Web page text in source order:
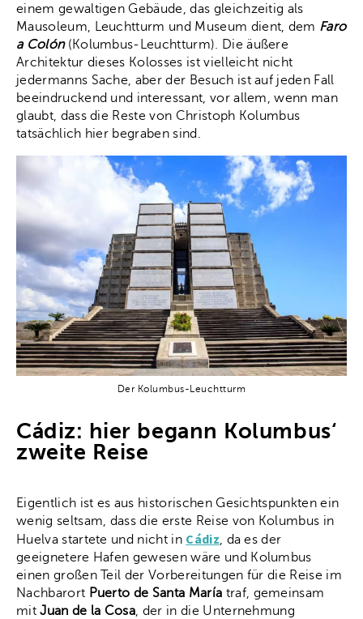
einem gewaltigen Gebäude, das gleichzeitig als
Mausoleum, Leuchtturm und Museum dient, dem Faro
a Colón (Kolumbus-Leuchtturm). Die äußere
Architektur dieses Kolosses ist vielleicht nicht
jedermanns Sache, aber der Besuch ist auf jeden Fall
beeindruckend und interessant, vor allem, wenn man
glaubt, dass die Reste von Christoph Kolumbus
tatsächlich hier begraben sind.
Der Kolumbus-Leuchtturm
Cádiz: hier begann Kolumbus‘
zweite Reise
Eigentlich ist es aus historischen Gesichtspunkten ein
wenig seltsam, dass die erste Reise von Kolumbus in
Huelva startete und nicht in Cádiz, da es der
geeignetere Hafen gewesen wäre und Kolumbus
einen großen Teil der Vorbereitungen für die Reise im
Nachbarort Puerto de Santa María traf, gemeinsam
mitJuan de la Cosa, der in die Unternehmung